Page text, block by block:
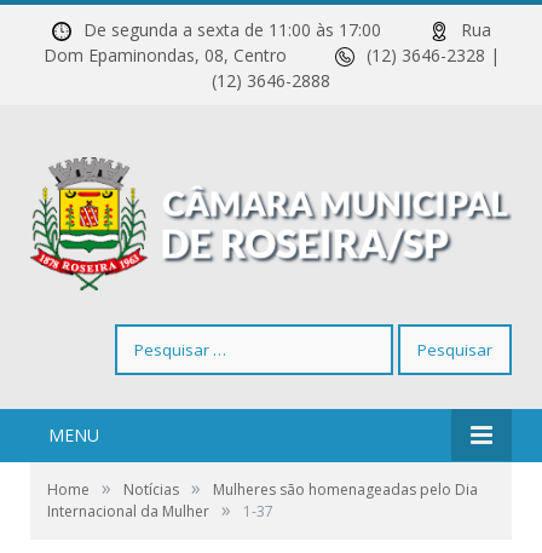
De segunda a sexta de 11:00 às 17:00
Rua
Dom Epaminondas, 08, Centro
(12) 3646-2328 |
(12) 3646-2888
por:
MENU
Home » Notícias »
Mulheres são homenageadas pelo Dia
Internacional da Mulher » 1-37